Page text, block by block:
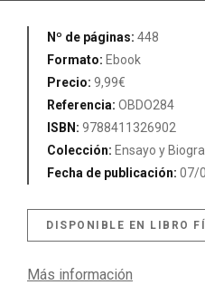
Nº de páginas: 448
Formato: Ebook
Precio: 9,99€
Referencia: OBDO284
ISBN: 9788411326902
Colección: Ensayo y
Fecha de publicación: 07/
DISPONIBLE EN LIBRO
Más información